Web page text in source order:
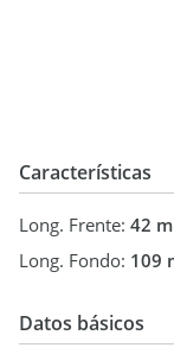
Características
Long. Frente: 42 m
Long. Fondo: 109
Datos básicos